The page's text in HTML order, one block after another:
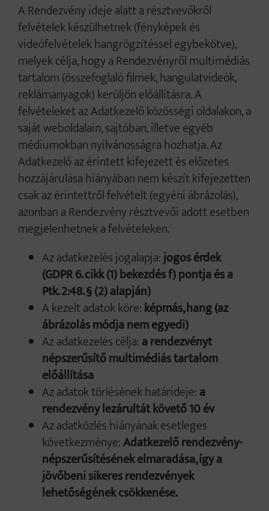
A Rendezvény ideje alatt a résztvevőkről
felvételek készülhetnek (fényképek és
videófelvételek hangrögzítéssel egybekötve),
melyek célja, hogy a Rendezvényről multimédiás
tartalom (összefoglaló filmek, hangulatvideók,
reklámanyagok) kerüljön előállításra. A
felvételeket az Adatkezelő közösségi oldalakon, a
saját weboldalain, sajtóban, illetve egyéb
médiumokban nyilvánosságra hozhatja. Az
Adatkezelő az érintett kifejezett és előzetes
hozzájárulása hiányában nem készít kifejezetten
csak az érintettről felvételt (egyéni ábrázolás),
azonban a Rendezvény résztvevői adott esetben
megjelenhetnek a felvételeken.
Az adatkezelés jogalapja:jogos érdek
(GDPR 6. cikk (1) bekezdés f) pontja és a
Ptk. 2:48. § (2) alapján)
A kezelt adatok köre:képmás, hang (az
ábrázolás módja nem egyedi)
Az adatkezelés célja:a rendezvényt
népszerűsítő multimédiás tartalom
előállítása
Az adatok törlésének határideje:a
rendezvény lezárultát követő 10 év
Az adatközlés hiányának esetleges
következménye:Adatkezelő rendezvény-
népszerűsítésének elmaradása, így a
jövőbeni sikeres rendezvények
lehetőségének csökkenése.